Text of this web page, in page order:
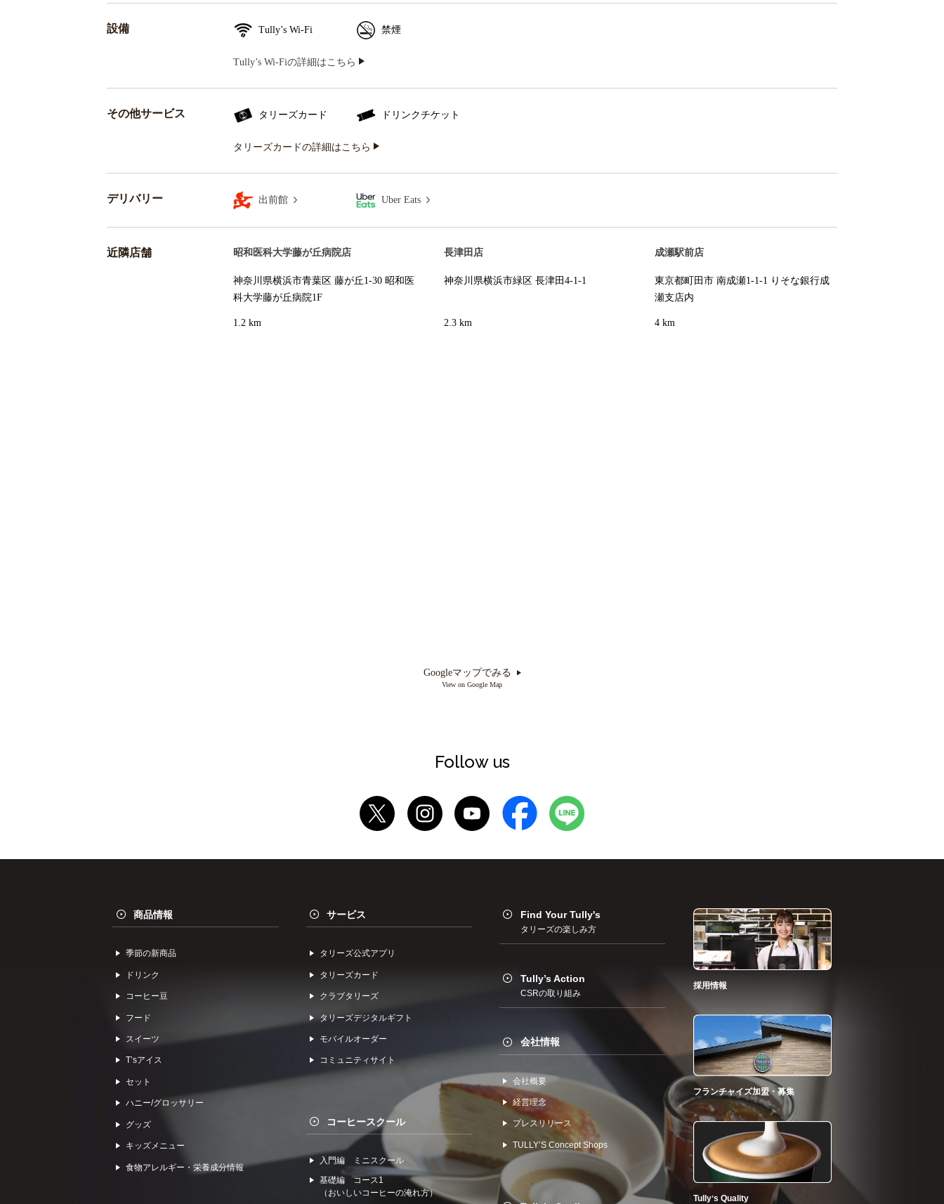
設備 Tully’s Wi-Fi 禁煙
Tully’s Wi-Fiの詳細はこちら
その他サービス タリーズカード ドリンクチケット
タリーズカードの詳細はこちら
デリバリー 出前館 Uber Eats
近隣店舗 昭和医科大学藤が丘病院店
神奈川県横浜市青葉区 藤が丘1-30 昭和医
科大学藤が丘病院1F
1.2 km
長津田店
神奈川県横浜市緑区 長津田4-1-1
2.3 km
成瀬駅前店
東京都町田市 南成瀬1-1-1 りそな銀行成
瀬支店内
4 km
Googleマップでみる
View on Google Map
Follow us
商品情報
季節の新商品
ドリンク
コーヒー⾖
フード
スイーツ
Tʼsアイス
セット
ハニー/グロッサリー
グッズ
キッズメニュー
食物アレルギー・栄養成分情報
サービス
タリーズ公式アプリ
タリーズカード
クラブタリーズ
タリーズデジタルギフト
モバイルオーダー
コミュニティサイト
コーヒースクール
入門編 ミニスクール
基礎編 コース1
（おいしいコーヒーの淹れ方）
Find Your Tully's
タリーズの楽しみ方
Tully’s Action
CSRの取り組み
会社情報
会社概要
経営理念
プレスリリース
TULLYʼS Concept Shops
採用情報
フランチャイズ加盟・募集
Tullyʼs Quality